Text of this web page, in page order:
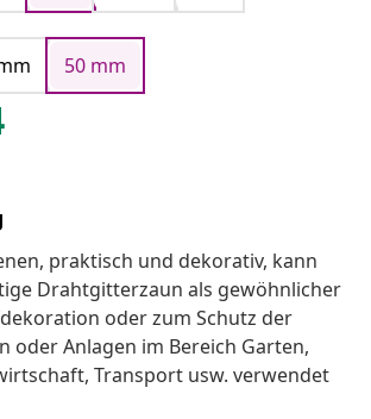
50 mm
praktisch und dekorativ, kann
Drahtgitterzaun als gewöhnlicher
oder zum Schutz der
oder Anlagen im Bereich Garten,
Transport usw. verwendet